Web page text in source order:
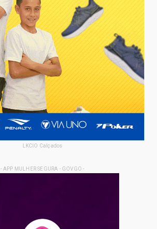
LKCIO Calçados
- APP MULHER SEGURA - GOVGO -